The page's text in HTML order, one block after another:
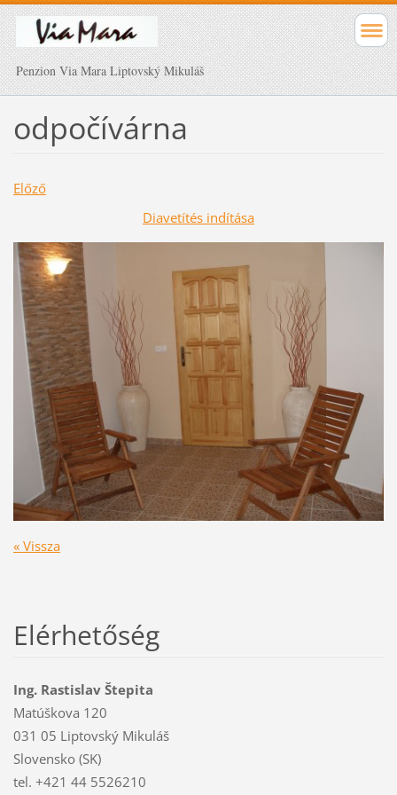
Penzion Via Mara Liptovský Mikuláš
odpočívárna
Előző
Diavetítés indítása
« Vissza
Elérhetőség
Ing. Rastislav Štepita
Matúškova 120
031 05 Liptovský Mikuláš
Slovensko (SK)
tel. +421 44 5526210